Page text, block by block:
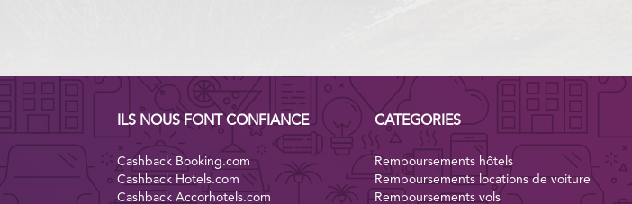
ILS NOUS FONT CONFIANCE
Cashback Booking.com
Cashback Hotels.com
Cashback Accorhotels.com
CATEGORIES
Remboursements hôtels
Remboursements locations de voiture
Remboursements vols